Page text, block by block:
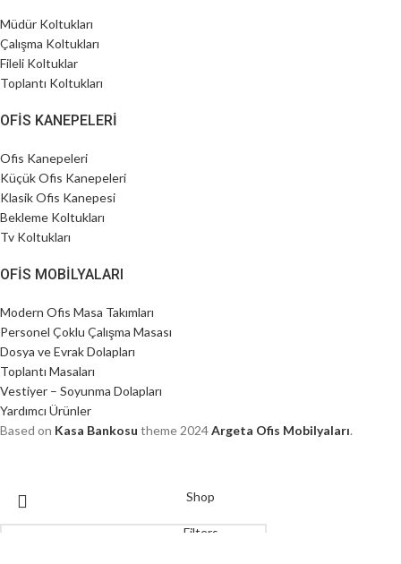
Müdür Koltukları
Çalışma Koltukları
Fileli Koltuklar
Toplantı Koltukları
OFIS KANEPELERI
Ofis Kanepeleri
Küçük Ofis Kanepeleri
Klasik Ofis Kanepesi
Bekleme Koltukları
Tv Koltukları
OFIS MOBILYALARI
Modern Ofis Masa Takımları
Personel Çoklu Çalışma Masası
Dosya ve Evrak Dolapları
Toplantı Masaları
Vestiyer – Soyunma Dolapları
Yardımcı Ürünler
Based on Kasa Bankosu theme 2024Argeta Ofis Mobilyaları.
Shop
Filters